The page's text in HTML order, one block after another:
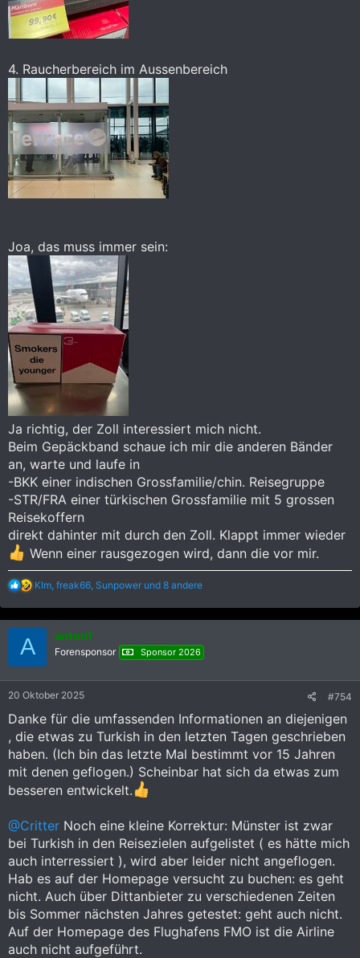
4. Raucherbereich im Aussenbereich
Joa, das muss immer sein:
Ja richtig, der Zoll interessiert mich nicht.
Beim Gepäckband schaue ich mir die anderen Bänder
an, warte und laufe in
-BKK einer indischen Grossfamilie/chin. Reisegruppe
-STR/FRA einer türkischen Grossfamilie mit 5 grossen
Reisekoffern
direkt dahinter mit durch den Zoll. Klappt immer wieder
Wenn einer rausgezogen wird, dann die vor mir.
R
a
k
i
n
:
KIm freak66 Sunpower und 8 andere
A anton1
Forensponsor Sponsor 2026
20 Oktober 2025 #754
Danke für die umfassenden Informationen an diejenigen
, die etwas zu Turkish in den letzten Tagen geschrieben
haben. (Ich bin das letzte Mal bestimmt vor 15 Jahren
mit denen geflogen.) Scheinbar hat sich da etwas zum
besseren entwickelt.
@Critter Noch eine kleine Korrektur: Münster ist zwar
bei Turkish in den Reisezielen aufgelistet ( es hätte mich
auch interressiert ), wird aber leider nicht angeflogen.
Hab es auf der Homepage versucht zu buchen: es geht
nicht. Auch über Dittanbieter zu verschiedenen Zeiten
bis Sommer nächsten Jahres getestet: geht auch nicht.
Auf der Homepage des Flughafens FMO ist die Airline
auch nicht aufgeführt.